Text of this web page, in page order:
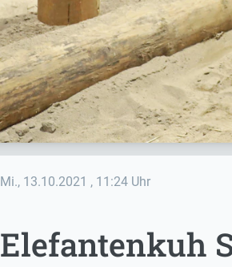
Mi., 13.10.2021 , 11:24 Uhr
Elefantenkuh